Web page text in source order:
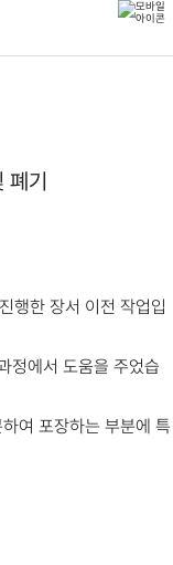
폐기
행한 장서 이전 작업입
정에서 도움을 주었습
여 포장하는 부분에 특